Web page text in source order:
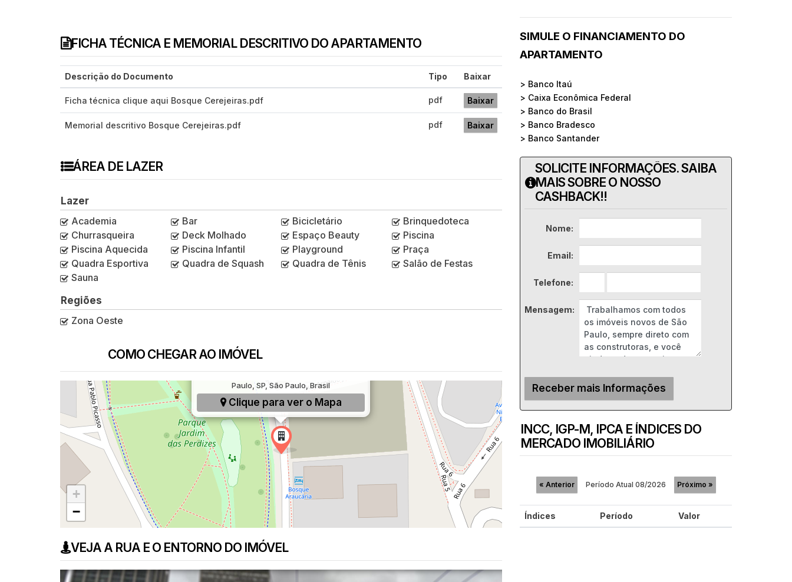
FICHA TÉCNICA E MEMORIAL DESCRITIVO DO APARTAMENTO
Descrição do Documento Tipo Baixar
Ficha técnica clique aqui Bosque Cerejeiras.pdf pdf Baixar
Memorial descritivo Bosque Cerejeiras.pdf pdf Baixar
ÁREA DE LAZER
Lazer
Academia
Bar Bicicletário
Brinquedoteca
Churrasqueira
Deck Molhado Espaço Beauty
Piscina
Piscina Aquecida
Piscina Infantil Playground
Praça
Quadra Esportiva
Quadra de Squash Quadra de Tênis
Salão de Festas
Sauna
Regiões
Zona Oeste
COMO CHEGAR AO IMÓVEL
rua Marc Chagall, 330, Água Branca, São
Paulo, SP, São Paulo, Brasil
Clique para ver o Mapa
+
−
VEJA A RUA E O ENTORNO DO IMÓVEL
SIMULE O FINANCIAMENTO DO
APARTAMENTO
> Banco Itaú
> Caixa Econômica Federal
> Banco do Brasil
> Banco Bradesco
> Banco Santander
SOLICITE INFORMAÇÕES. SAIBA
MAIS SOBRE O NOSSO
CASHBACK!!
Nome:
Email:
Telefone:
Mensagem:
INCC, IGP-M, IPCA E ÍNDICES DO
MERCADO IMOBILIÁRIO
« Anterior Período Atual 08/2026 Próximo »
Índices Período Valor